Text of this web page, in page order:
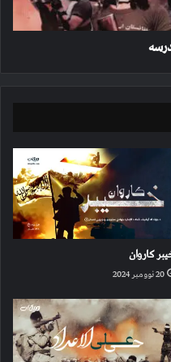
کاروان
20 نوومبر 2024